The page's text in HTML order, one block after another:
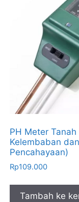
PH Meter Tanah
Kelembaban dan
Pencahayaan)
Rp109.000
Tambah ke